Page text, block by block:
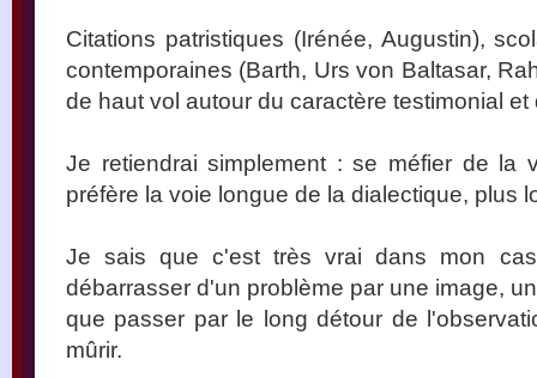
Citations patristiques (Irénée, Augustin),
contemporaines (Barth, Urs von Baltasar,
de haut vol autour du caractère testimonial
Je retiendrai simplement : se méfier de la
préfère la voie longue de la dialectique, plus
Je sais que c'est très vrai dans mon
débarrasser d'un problème par une image,
que passer par le long détour de
mûrir.